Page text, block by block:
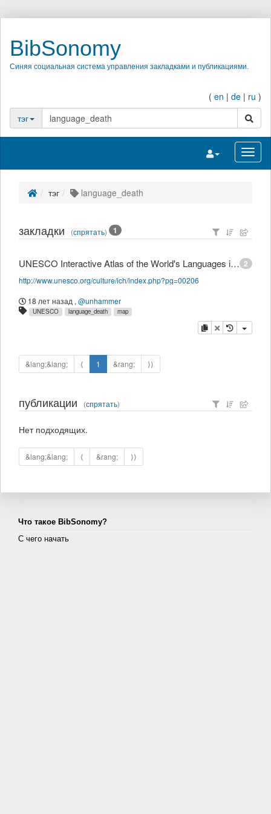
BibSonomy
Синяя социальная система управления закладками и публикациями.
( en | de | ru )
тэг
поиск
Переключить
тэг language_death
закладки (спрятать) 1
2
UNESCO Interactive Atlas of the World's Languages in Danger
http://www.unesco.org/culture/ich/index.php?pg=00206
18 лет назад , @unhammer
UNESCO language_death map
копировать
удалить
&lang;&lang; ⟨ 1 &rang; ⟩⟩
публикации (спрятать)
Нет подходящих.
&lang;&lang; ⟨ &rang; ⟩⟩
Что такое BibSonomy?
С чего начать